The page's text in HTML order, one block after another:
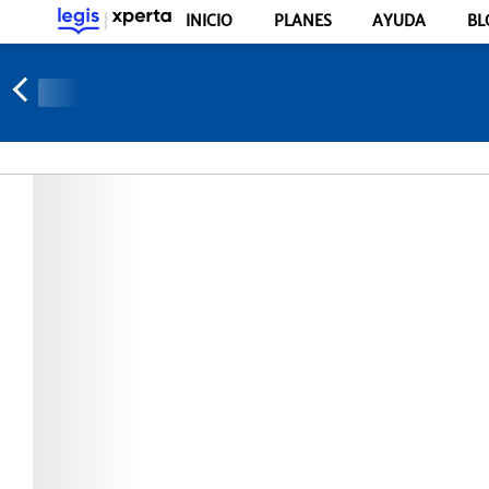
INICIO PLANES AYUDA